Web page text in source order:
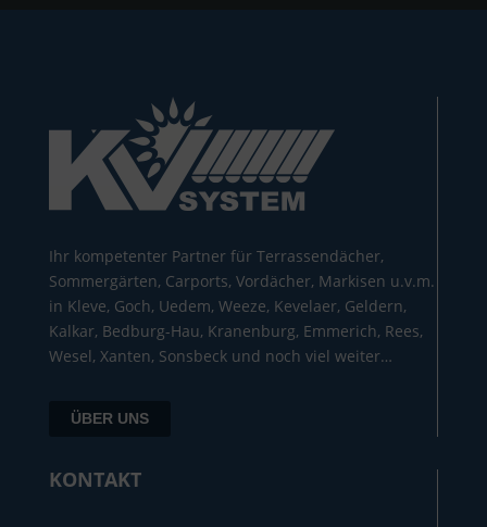
Ihr kompetenter Partner für Terrassendächer,
Sommergärten, Carports, Vordächer, Markisen u.v.m.
in Kleve, Goch, Uedem, Weeze, Kevelaer, Geldern,
Kalkar, Bedburg-Hau, Kranenburg, Emmerich, Rees,
Wesel, Xanten, Sonsbeck und noch viel weiter…
ÜBER UNS
KONTAKT